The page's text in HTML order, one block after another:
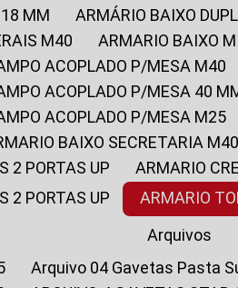
18 MM
ARMÁRIO BAIXO
M40
ARMARIO BAIXO
ACOPLADO P/MESA M40
ACOPLADO P/MESA 40
ACOPLADO P/MESA M25
BAIXO SECRETARIA M40
2 PORTAS UP
ARMARIO
2 PORTAS UP
ARMARIO
Arquivos
Arquivo 04 Gavetas Pasta